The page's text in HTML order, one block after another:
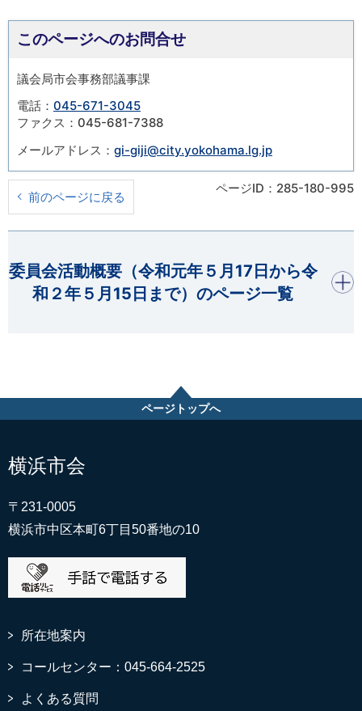
このページへのお問合せ
議会局市会事務部議事課
電話： 045-671-3045
ファクス：045-681-7388
メールアドレス： gi-giji@city.yokohama.lg.jp
前のページに戻る
ページID：285-180-995
委員会活動概要（令和元年５月17日から令
和２年５月15日まで）のページ一覧
開く
ページトップへ
横浜市会
〒231-0005
横浜市中区本町6丁目50番地の10
所在地案内
コールセンター：045-664-2525
よくある質問